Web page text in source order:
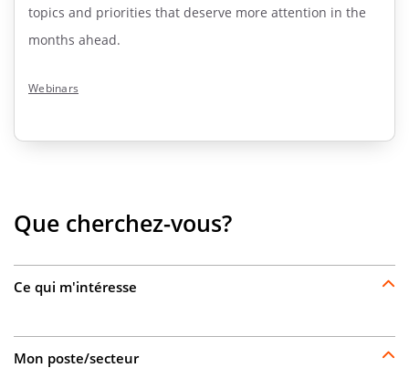
topics and priorities that deserve more attention in the
months ahead.
Webinars
Que cherchez-vous?
Ce qui m'intéresse
Mon poste/secteur